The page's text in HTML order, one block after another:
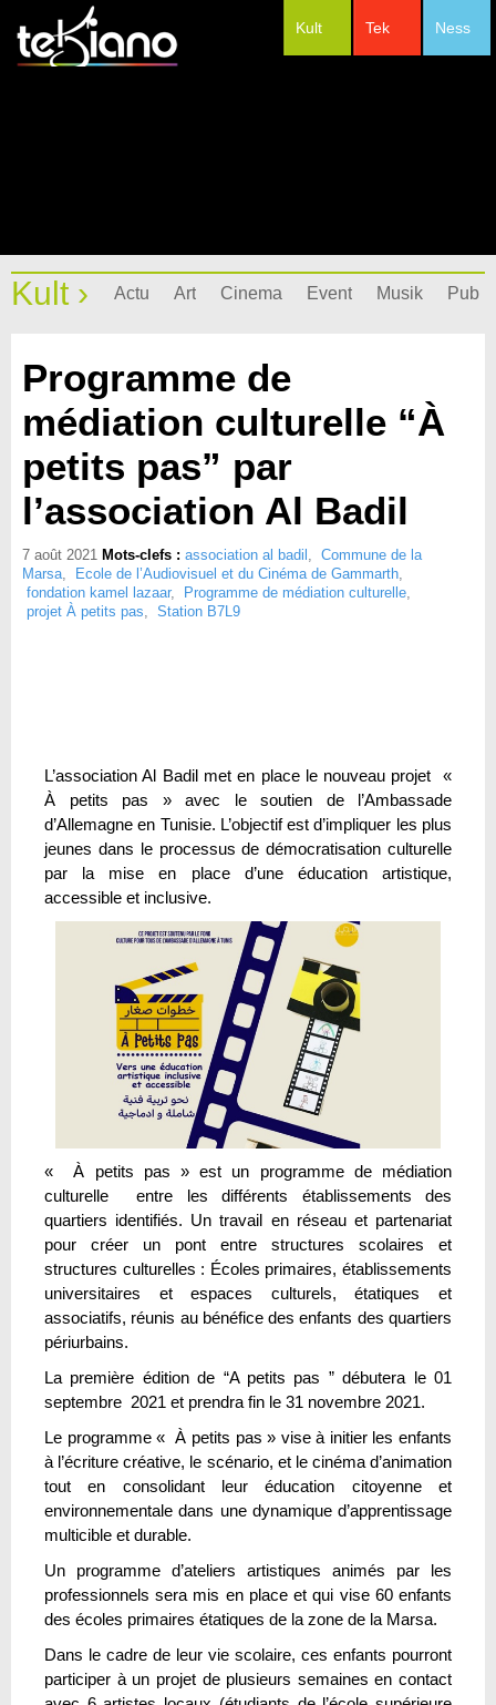
Ness
Tek
Kult
Kult › Actu Art Cinema Event Musik Pub
Programme de
médiation culturelle “À
petits pas” par
l’association Al Badil
7 août 2021 Mots-clefs : association al badil , Commune de la
Marsa, Ecole de l’Audiovisuel et du Cinéma de Gammarth,
fondation kamel lazaar, Programme de médiation culturelle,
projet À petits pas, Station B7L9
L’association Al Badil met en place le nouveau projet «
À petits pas » avec le soutien de l’Ambassade
d’Allemagne en Tunisie. L’objectif est d’impliquer les plus
jeunes dans le processus de démocratisation culturelle
par la mise en place d’une éducation artistique,
accessible et inclusive.
« À petits pas » est un programme de médiation
culturelle entre les différents établissements des
quartiers identifiés. Un travail en réseau et partenariat
pour créer un pont entre structures scolaires et
structures culturelles : Écoles primaires, établissements
universitaires et espaces culturels, étatiques et
associatifs, réunis au bénéfice des enfants des quartiers
périurbains.
La première édition de “A petits pas ” débutera le 01
septembre 2021 et prendra fin le 31 novembre 2021.
Le programme « À petits pas » vise à initier les enfants
à l’écriture créative, le scénario, et le cinéma d’animation
tout en consolidant leur éducation citoyenne et
environnementale dans une dynamique d’apprentissage
multicible et durable.
Un programme d’ateliers artistiques animés par les
professionnels sera mis en place et qui vise 60 enfants
des écoles primaires étatiques de la zone de la Marsa.
Dans le cadre de leur vie scolaire, ces enfants pourront
participer à un projet de plusieurs semaines en contact